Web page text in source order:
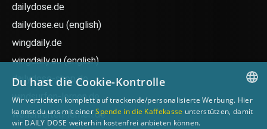
dailydose.de
dailydose.eu (english)
wingdaily.de
wingdaily.eu(english)
dailydose-shop.de
windsurfen-lernen.de
wellenreiten-lernen.de
GERMAN
Du hast die Cookie-Kontrolle
Wir verzichten komplett auf trackende/personalisierte Werbung. Hier
kannst du uns mit einerSpende in die Kaffekasse unterstützen, damit
wir DAILY DOSE weiterhin kostenfrei anbieten können.